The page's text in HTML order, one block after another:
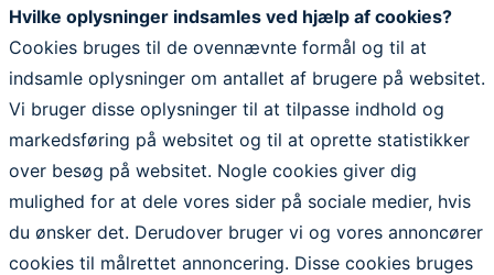
Hvilke oplysninger indsamles ved hjælp af cookies?
Cookies bruges til de ovennævnte formål og til at
indsamle oplysninger om antallet af brugere på websitet.
Vi bruger disse oplysninger til at tilpasse indhold og
markedsføring på websitet og til at oprette statistikker
over besøg på websitet. Nogle cookies giver dig
mulighed for at dele vores sider på sociale medier, hvis
du ønsker det. Derudover bruger vi og vores annoncører
cookies til målrettet annoncering. Disse cookies bruges